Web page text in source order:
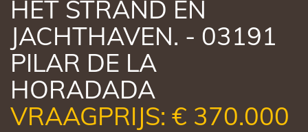
HET STRAND EN
JACHTHAVEN. - 03191
PILAR DE LA
HORADADA
VRAAGPRIJS: € 370.000